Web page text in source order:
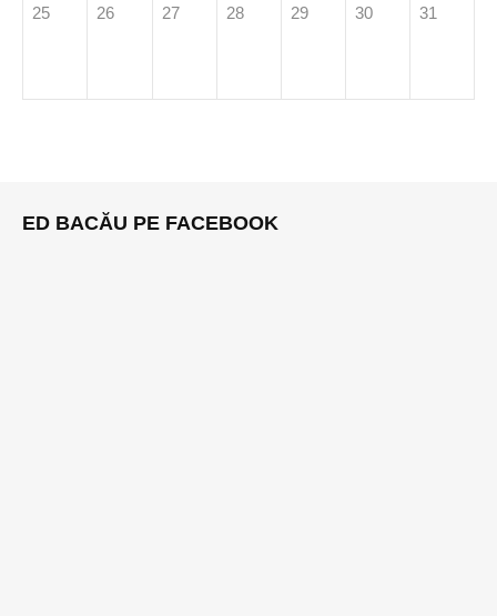
25 26 27 28 29 30 31
ED BACĂU PE FACEBOOK